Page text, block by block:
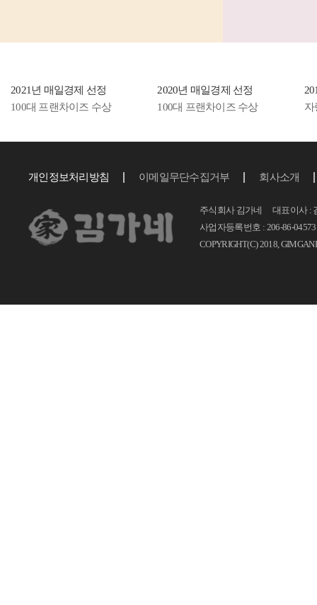
2021년 매일경제 선정
100대 프랜차이즈 수상
2020년 매일경제 선정
100대 프랜차이즈 수상
자
개인정보처리방침 이메일무단수집거부 회사소개
주식회사 김가네 대표이사 :
사업자등록번호 : 206-86-
COPYRIGHT(C) 2018,